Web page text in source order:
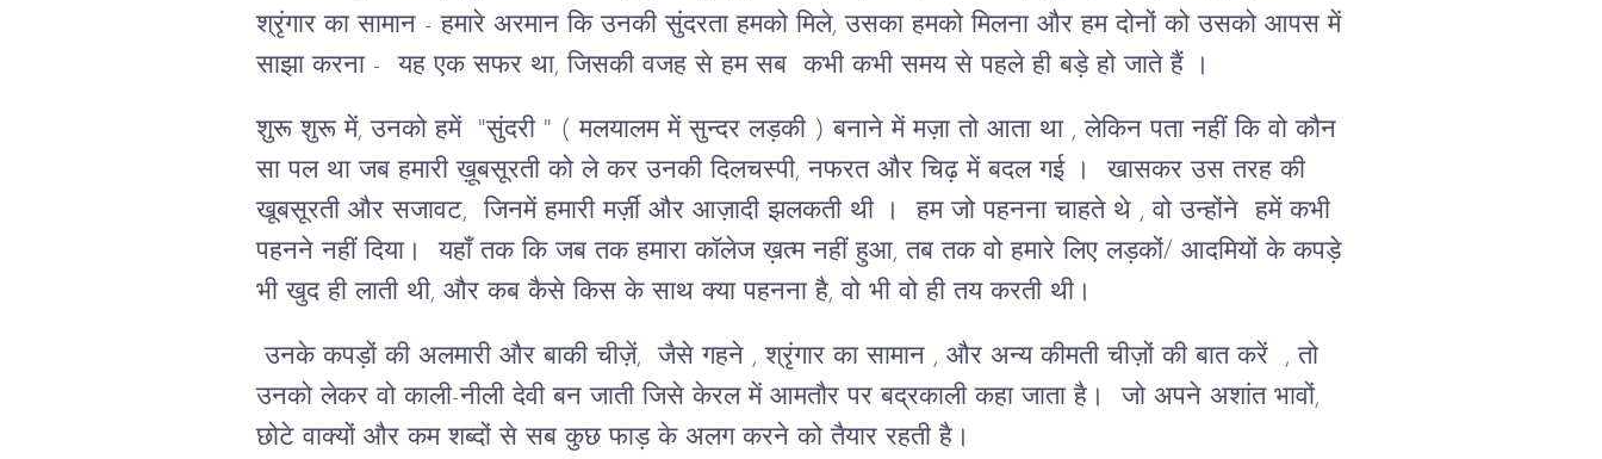
श्रृंगार का सामान - हमारे अरमान कि उनकी सुंदरता हमको मिले, उसका हमको मिलना और हम दोनों को उसको आपस में
साझा करना - यह एक सफर था, जिसकी वजह से हम सब कभी कभी समय से पहले ही बड़े हो जाते हैं ।
शुरू शुरू में, उनको हमें "सुंदरी " ( मलयालम में सुन्दर लड़की ) बनाने में मज़ा तो आता था , लेकिन पता नहीं कि वो कौन
सा पल था जब हमारी ख़ूबसूरती को ले कर उनकी दिलचस्पी, नफरत और चिढ़ में बदल गई । खासकर उस तरह की
खूबसूरती और सजावट, जिनमें हमारी मर्ज़ी और आज़ादी झलकती थी । हम जो पहनना चाहते थे , वो उन्होंने हमें कभी
पहनने नहीं दिया। यहाँ तक कि जब तक हमारा कॉलेज ख़त्म नहीं हुआ, तब तक वो हमारे लिए लड़कों/ आदमियों के कपड़े
भी खुद ही लाती थी, और कब कैसे किस के साथ क्या पहनना है, वो भी वो ही तय करती थी।
उनके कपड़ों की अलमारी और बाकी चीज़ें, जैसे गहने , श्रृंगार का सामान , और अन्य कीमती चीज़ों की बात करें , तो
उनको लेकर वो काली-नीली देवी बन जाती जिसे केरल में आमतौर पर बद्रकाली कहा जाता है। जो अपने अशांत भावों,
छोटे वाक्यों और कम शब्दों से सब कुछ फाड़ के अलग करने को तैयार रहती है।